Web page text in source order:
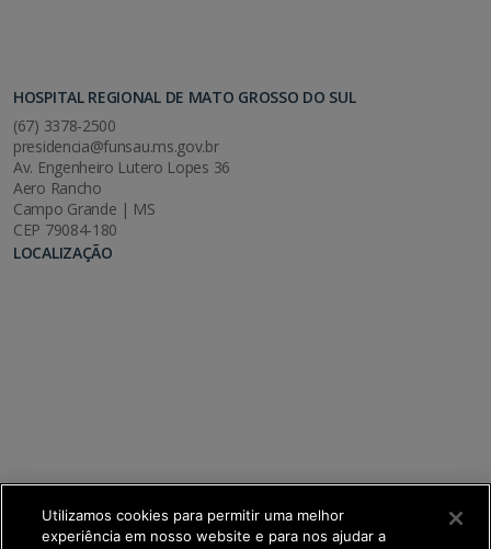
HOSPITAL REGIONAL DE MATO GROSSO DO SUL
(67) 3378-2500
presidencia@funsau.ms.gov.br
Av. Engenheiro Lutero Lopes 36
Aero Rancho
Campo Grande | MS
CEP 79084-180
LOCALIZAÇÃO
Utilizamos cookies para permitir uma melhor
experiência em nosso website e para nos ajudar a